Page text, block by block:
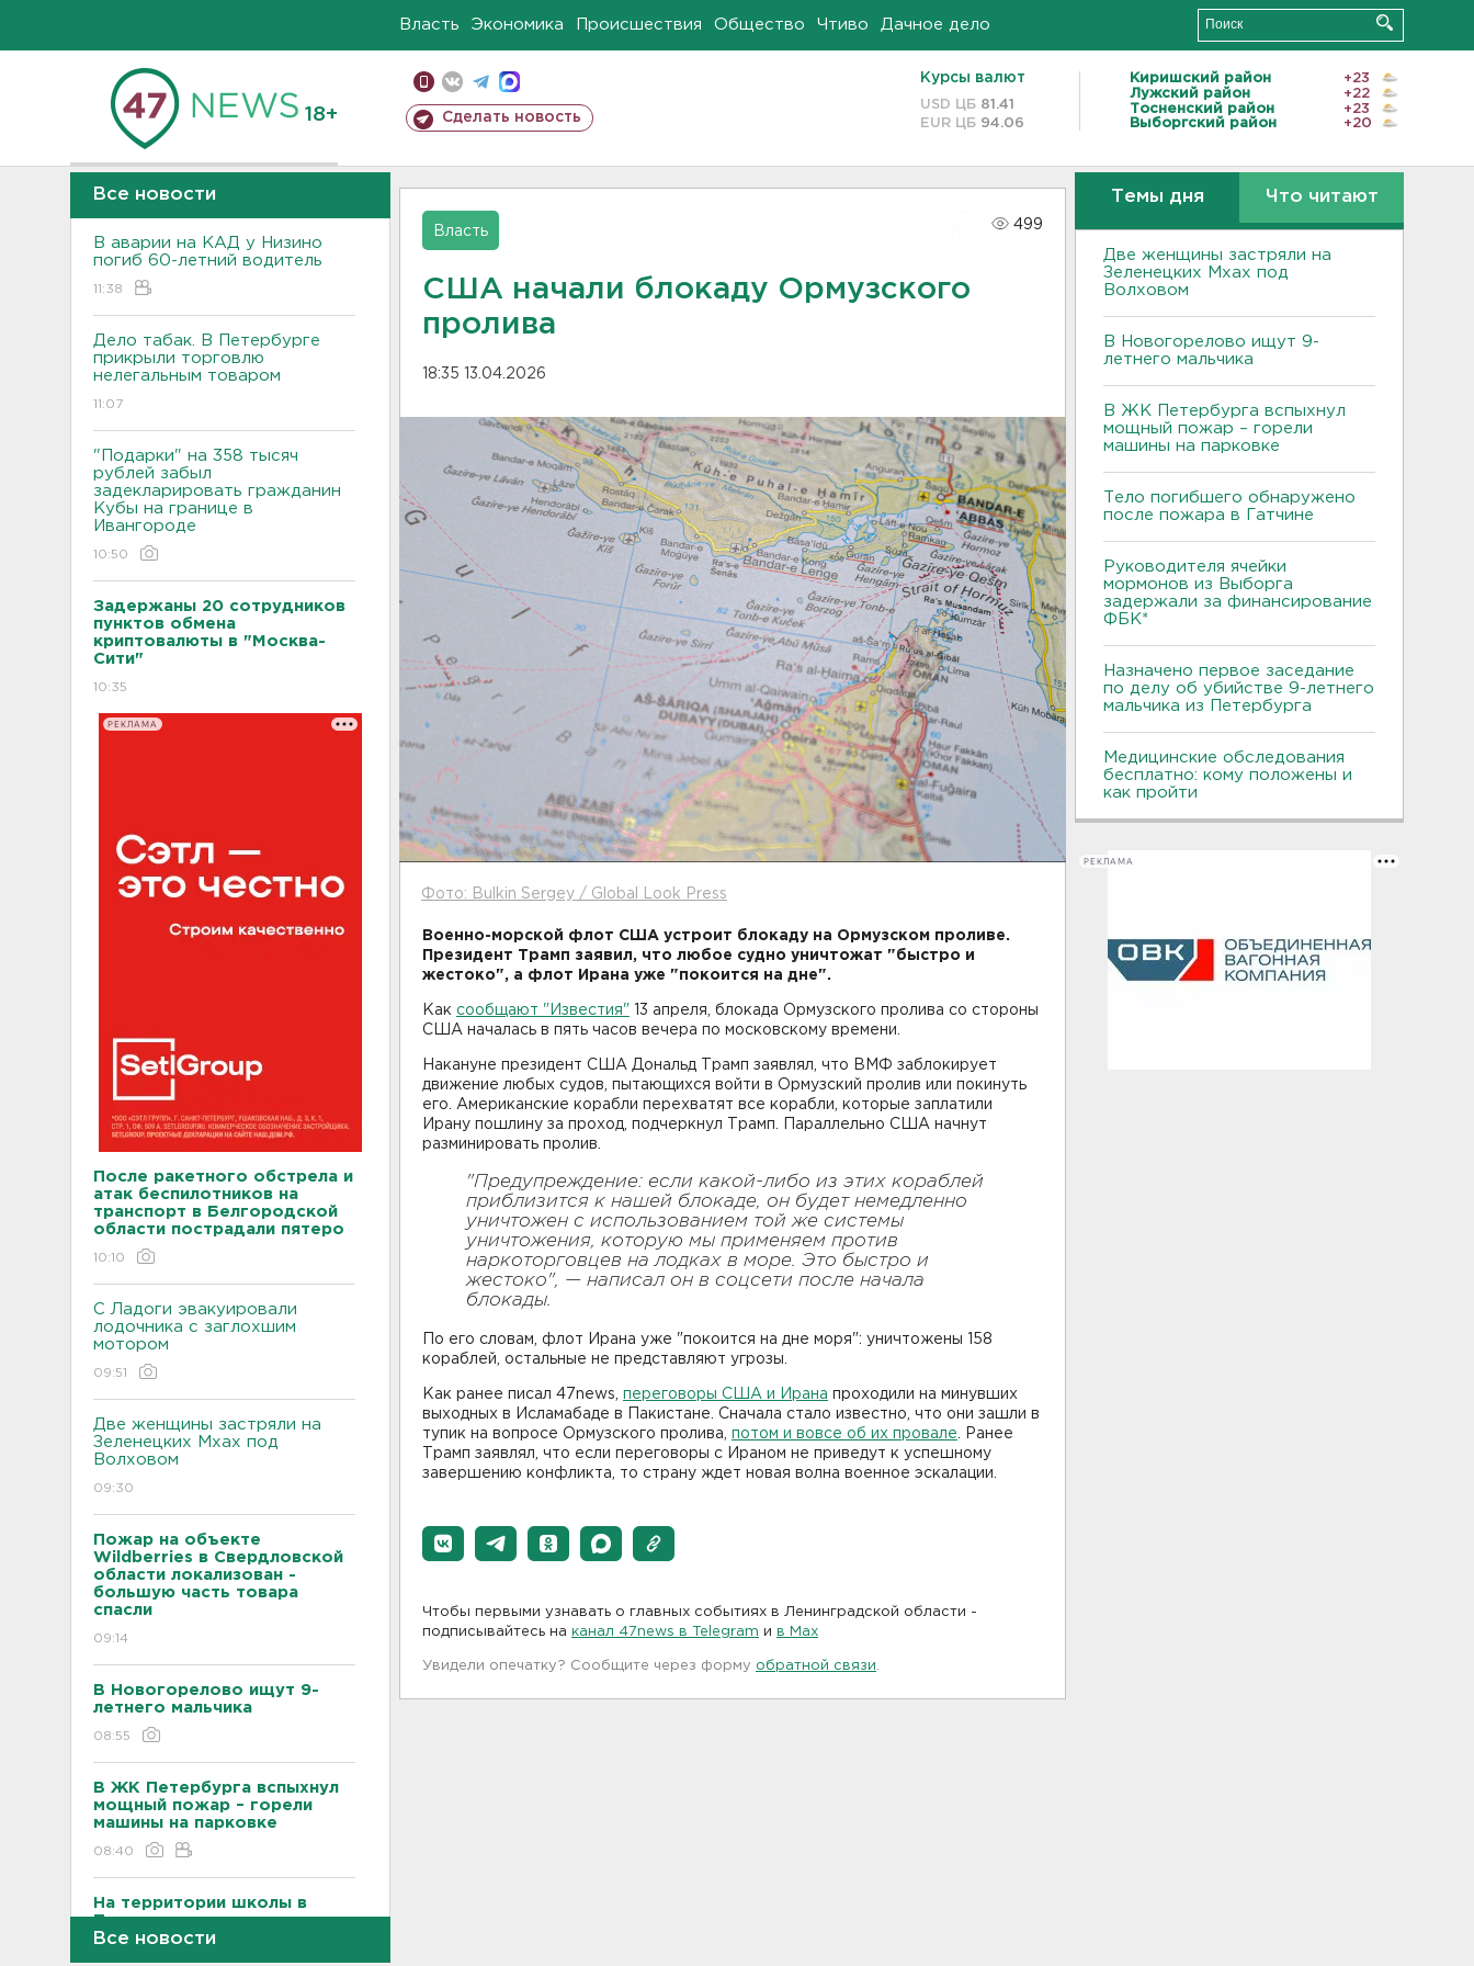
Власть Экономика Происшествия Общество Чтиво Дачное дело
18+ Сделать новость
Курсы валют
USD ЦБ 81.41
EUR ЦБ 94.06
Киришский район
+23
Лужский район
+22
Тосненский район
+23
Выборгский район
+20
Все новости
В аварии на КАД у Низино
погиб 60-летний водитель
11:38
Дело табак. В Петербурге
прикрыли торговлю
нелегальным товаром
11:07
"Подарки" на 358 тысяч
рублей забыл
задекларировать гражданин
Кубы на границе в
Ивангороде
10:50
Задержаны 20 сотрудников
пунктов обмена
криптовалюты в "Москва-
Сити"
10:35
РЕКЛАМА
После ракетного обстрела и
атак беспилотников на
транспорт в Белгородской
области пострадали пятеро
10:10
С Ладоги эвакуировали
лодочника с заглохшим
мотором
09:51
Две женщины застряли на
Зеленецких Мхах под
Волховом
09:30
Пожар на объекте
Wildberries в Свердловской
области локализован -
большую часть товара
спасли
09:14
В Новогорелово ищут 9-
летнего мальчика
08:55
В ЖК Петербурга вспыхнул
мощный пожар – горели
машины на парковке
08:40
На территории школы в
Таиланде произошла
стрельба: есть жертвы и
Все новости
Власть
499
США начали блокаду Ормузского
пролива
18:35 13.04.2026
Фото: Bulkin Sergey / Global Look Press
Военно-морской флот США устроит блокаду на Ормузском проливе.
Президент Трамп заявил, что любое судно уничтожат "быстро и
жестоко", а флот Ирана уже "покоится на дне".
Как сообщают "Известия" 13 апреля, блокада Ормузского пролива со стороны
США началась в пять часов вечера по московскому времени.
Накануне президент США Дональд Трамп заявлял, что ВМФ заблокирует
движение любых судов, пытающихся войти в Ормузский пролив или покинуть
его. Американские корабли перехватят все корабли, которые заплатили
Ирану пошлину за проход, подчеркнул Трамп. Параллельно США начнут
разминировать пролив.
"Предупреждение: если какой-либо из этих кораблей
приблизится к нашей блокаде, он будет немедленно
уничтожен с использованием той же системы
уничтожения, которую мы применяем против
наркоторговцев на лодках в море. Это быстро и
жестоко", — написал он в соцсети после начала
блокады.
По его словам, флот Ирана уже "покоится на дне моря": уничтожены 158
кораблей, остальные не представляют угрозы.
Как ранее писал 47news, переговоры США и Ирана проходили на минувших
выходных в Исламабаде в Пакистане. Сначала стало известно, что они зашли в
тупик на вопросе Ормузского пролива, потом и вовсе об их провале . Ранее
Трамп заявлял, что если переговоры с Ираном не приведут к успешному
завершению конфликта, то страну ждет новая волна военное эскалации.
Чтобы первыми узнавать о главных событиях в Ленинградской области -
подписывайтесь на канал 47news в Telegram и в Maх
Увидели опечатку? Сообщите через форму обратной связи
Темы дня Что читают
Две женщины застряли на
Зеленецких Мхах под
Волховом
В Новогорелово ищут 9-
летнего мальчика
В ЖК Петербурга вспыхнул
мощный пожар – горели
машины на парковке
Тело погибшего обнаружено
после пожара в Гатчине
Руководителя ячейки
мормонов из Выборга
задержали за финансирование
ФБК*
Назначено первое заседание
по делу об убийстве 9-летнего
мальчика из Петербурга
Медицинские обследования
бесплатно: кому положены и
как пройти
РЕКЛАМА